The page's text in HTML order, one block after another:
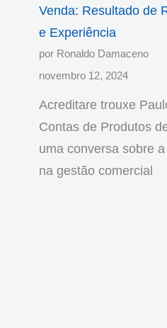
Venda: Resultado de
e Experiência
por Ronaldo Damaceno
novembro 12, 2024
Acreditare trouxe
Contas de Produtos
uma conversa sobre
na gestão comercial